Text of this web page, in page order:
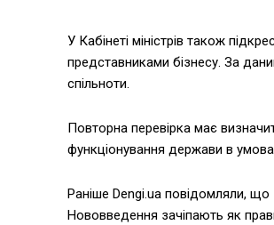
У Кабінеті міністрів також
представниками бізнесу. За
спільноти.
Повторна перевірка має
функціонування держави в
Раніше Dengi.ua повідомляли, що
Нововведення зачіпають як